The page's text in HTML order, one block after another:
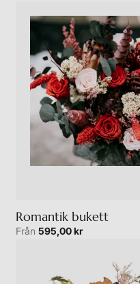
Romantik bukett
Från 595,00kr